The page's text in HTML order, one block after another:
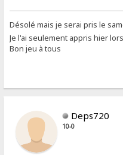
Désolé mais je serai pris le
Je l'ai seulement appris hier
Bon jeu à tous
Deps720
10-0